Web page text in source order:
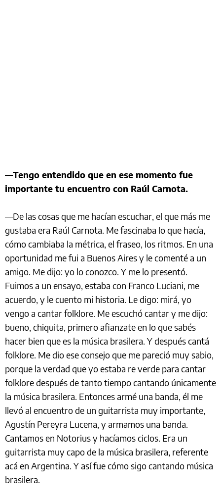
—Tengo entendido que en ese momento fue
importante tu encuentro con Raúl Carnota.
—De las cosas que me hacían escuchar, el que más me
gustaba era Raúl Carnota. Me fascinaba lo que hacía,
cómo cambiaba la métrica, el fraseo, los ritmos. En una
oportunidad me fui a Buenos Aires y le comenté a un
amigo. Me dijo: yo lo conozco. Y me lo presentó.
Fuimos a un ensayo, estaba con Franco Luciani, me
acuerdo, y le cuento mi historia. Le digo: mirá, yo
vengo a cantar folklore. Me escuchó cantar y me dijo:
bueno, chiquita, primero afianzate en lo que sabés
hacer bien que es la música brasilera. Y después cantá
folklore. Me dio ese consejo que me pareció muy sabio,
porque la verdad que yo estaba re verde para cantar
folklore después de tanto tiempo cantando únicamente
la música brasilera. Entonces armé una banda, él me
llevó al encuentro de un guitarrista muy importante,
Agustín Pereyra Lucena, y armamos una banda.
Cantamos en Notorius y hacíamos ciclos. Era un
guitarrista muy capo de la música brasilera, referente
acá en Argentina. Y así fue cómo sigo cantando música
brasilera.